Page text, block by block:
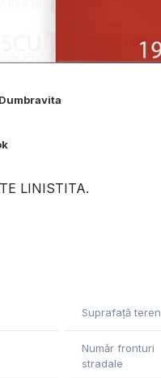
LINISTITA.
Suprafață teren
Număr fronturi
stradale